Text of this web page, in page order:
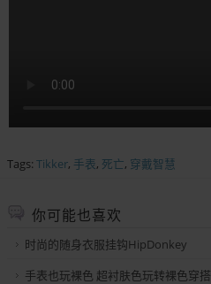
Tags: Tikker, 手表, 死亡, 穿戴智慧
你可能也喜欢
时尚的随身衣服挂钩HipDonkey
手表也玩裸色 超衬肤色玩转裸色穿搭